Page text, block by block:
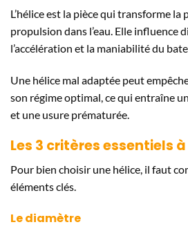
L’hélice est la pièce qui transforme la
propulsion dans l’eau. Elle influence
l’accélération et la maniabilité du
Une hélice mal adaptée peut
son régime optimal, ce qui entraîne
et une usure prématurée.
Les 3 critères essentiels
Pour bien choisir une hélice, il faut
éléments clés.
Le diamètre